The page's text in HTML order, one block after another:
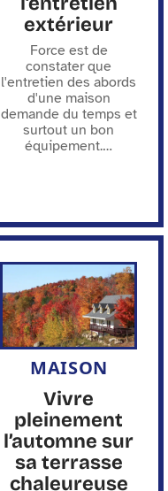
extérieur
Force est de
constater que
l'entretien des abords
d'une maison
demande du temps et
surtout un bon
équipement.…
MAISON
Vivre
pleinement
l’automne sur
sa terrasse
chaleureuse